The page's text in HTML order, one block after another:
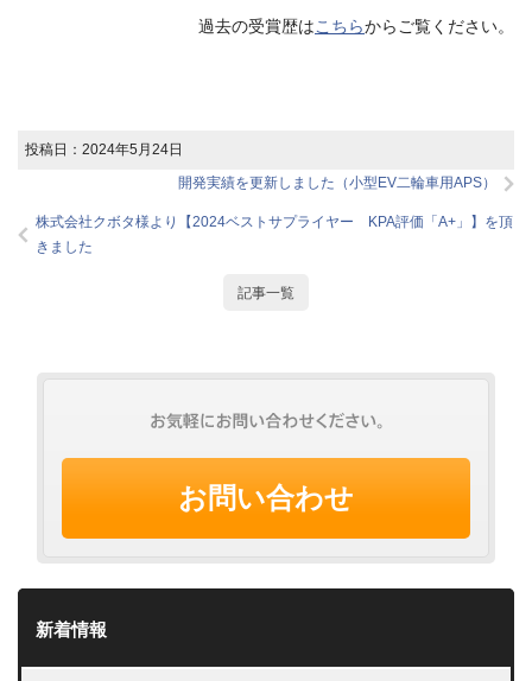
過去の受賞歴はこちらからご覧ください。
投稿日：2024年5月24日
開発実績を更新しました（小型EV二輪車用APS）
株式会社クボタ様より【2024ベストサプライヤー KPA評価「A+」】を頂
きました
記事一覧
お問い合わせ
新着情報